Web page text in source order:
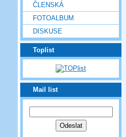
ČLENSKÁ
FOTOALBUM
DISKUSE
Toplist
Mail list